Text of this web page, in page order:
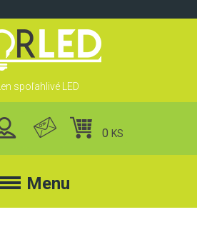
Len spoľahlivé LED
0 KS
Menu